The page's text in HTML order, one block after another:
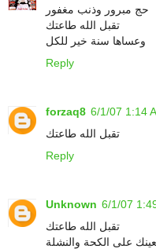
حج مبرور وذنب مغفور
تقبل الله طاعتك
وعساها سنة خير للكل
Reply
forzaq8 6/1/07 1:14
تقبل الله طاعتك
Reply
Unknown 6/1/07
تقبل الله طاعتك